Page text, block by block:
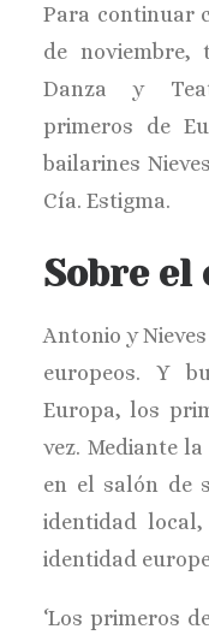
Para continuar
de noviembre,
Danza y
primeros de
bailarines
Cía. Estigma.
Sobre el
Antonio y
europeos. Y
Europa, los
vez. Mediante
en el salón de
identidad
identidad
‘Los primeros